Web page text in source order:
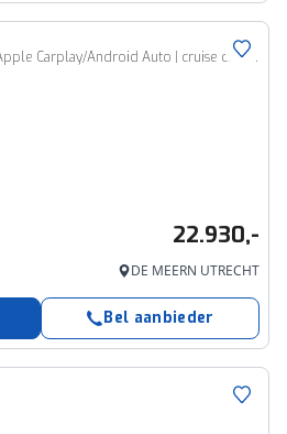
EV Comfort Smart 64 kWh | Apple Carplay/Android Auto | cruise control adaptief met Stop&Go | navigatiesysteem full map | Stoelverwarming | warmtepomp |
22.930,-
DE MEERN UTRECHT
Bel aanbieder